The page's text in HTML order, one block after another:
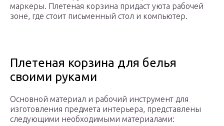
маркеры. Плетеная корзина придаст уюта рабочей
зоне, где стоит письменный стол и компьютер.
Плетеная корзина для белья
своими руками
Основной материал и рабочий инструмент для
изготовления предмета интерьера, представлены
следующими необходимыми материалами: